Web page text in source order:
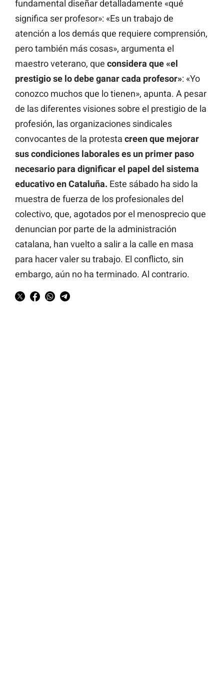
fundamental diseñar detalladamente «qué
significa ser profesor»: «Es un trabajo de
atención a los demás que requiere comprensión,
pero también más cosas», argumenta el
maestro veterano, que considera que «el
prestigio se lo debe ganar cada profesor»: «Yo
conozco muchos que lo tienen», apunta. A pesar
de las diferentes visiones sobre el prestigio de la
profesión, las organizaciones sindicales
convocantes de la protesta creen que mejorar
sus condiciones laborales es un primer paso
necesario para dignificar el papel del sistema
educativo en Cataluña. Este sábado ha sido la
muestra de fuerza de los profesionales del
colectivo, que, agotados por el menosprecio que
denuncian por parte de la administración
catalana, han vuelto a salir a la calle en masa
para hacer valer su trabajo. El conflicto, sin
embargo, aún no ha terminado. Al contrario.